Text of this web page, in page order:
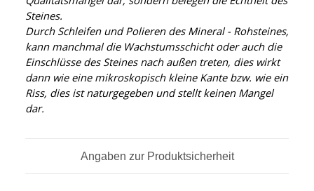
Steines.
Durch Schleifen und Polieren des Mineral - Rohsteines,
kann manchmal die Wachstumsschicht oder auch die
Einschlüsse des Steines nach außen treten, dies wirkt
dann wie eine mikroskopisch kleine Kante bzw. wie ein
Riss, dies ist naturgegeben und stellt keinen Mangel
dar.
Angaben zur Produktsicherheit